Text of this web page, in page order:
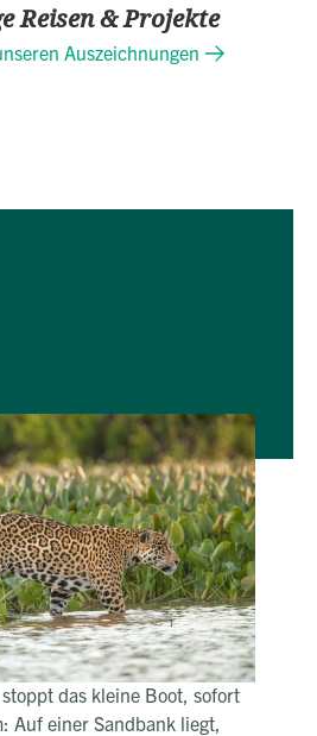
Reisen & Projekte
Auszeichnungen
der Jaguare
über dem weit
des Pantanals. Noch
begrüßen Hyazinth Aras
Mit ihnen zeigen sich
Flussufer wie
und jeder Menge
das kleine Boot, sofort
Auf einer Sandbank liegt,